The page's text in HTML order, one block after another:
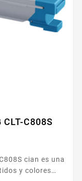
C808S
cian es una
y colores